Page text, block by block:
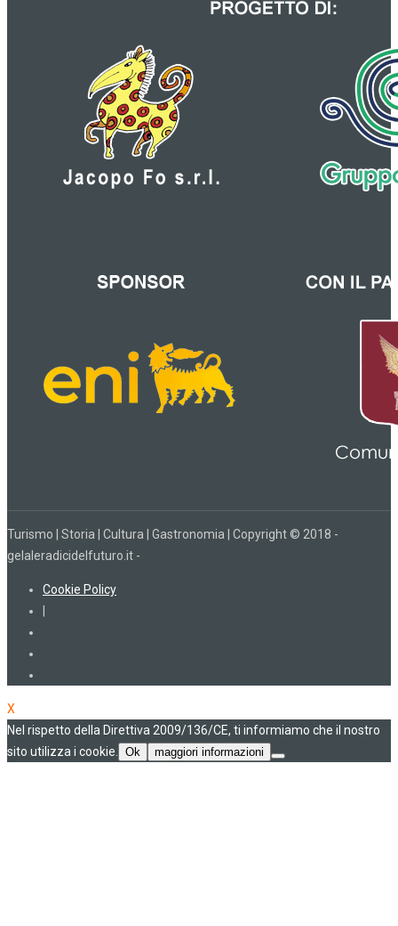
Turismo | Storia | Cultura | Gastronomia | Copyright © 2018 -
gelaleradicidelfuturo.it -
Cookie Policy
|
X
Nel rispetto della Direttiva 2009/136/CE, ti informiamo che il nostro
sito utilizza i cookie.
Ok maggiori informazioni